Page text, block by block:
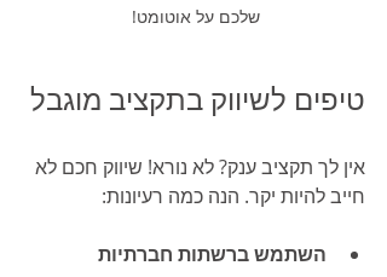
שלכם על אוטומט!
טיפים לשיווק בתקציב מוגבל
אין לך תקציב ענק? לא נורא! שיווק חכם לא
חייב להיות יקר. הנה כמה רעיונות:
השתמש ברשתות חברתיות